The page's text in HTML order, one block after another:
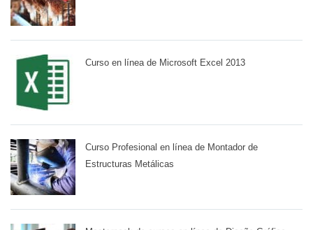
Curso en línea de Microsoft Excel 2013
Curso Profesional en línea de Montador de
Estructuras Metálicas